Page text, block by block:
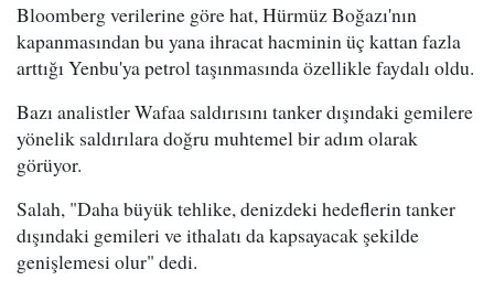
Bloomberg verilerine göre hat, Hürmüz Boğazı'nın
kapanmasından bu yana ihracat hacminin üç kattan fazla
arttığı Yenbu'ya petrol taşınmasında özellikle faydalı oldu.
Bazı analistler Wafaa saldırısını tanker dışındaki gemilere
yönelik saldırılara doğru muhtemel bir adım olarak
görüyor.
Salah, "Daha büyük tehlike, denizdeki hedeflerin tanker
dışındaki gemileri ve ithalatı da kapsayacak şekilde
genişlemesi olur" dedi.